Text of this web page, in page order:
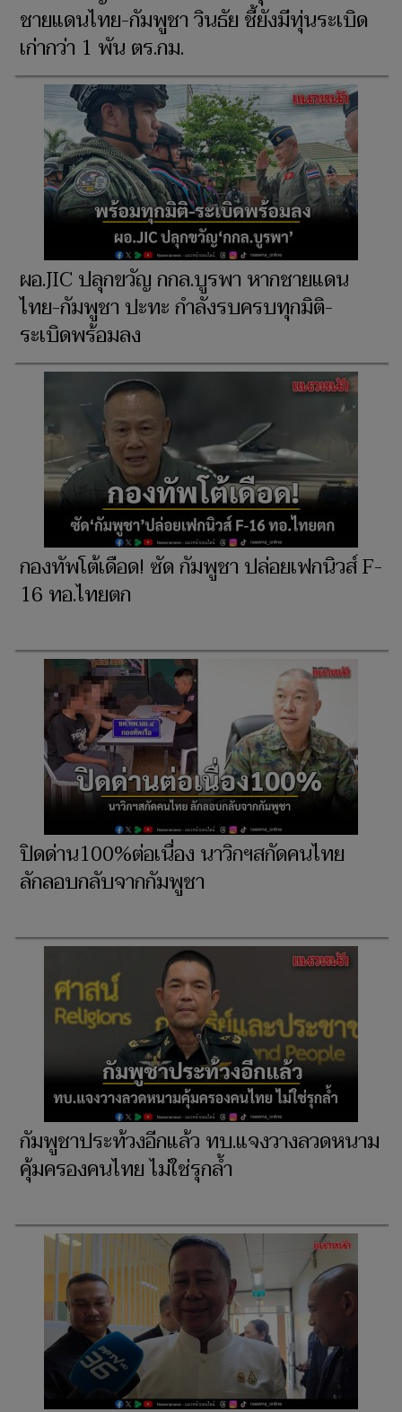
ชายแดนไทย-กัมพูชา วินธัย ชี้ยังมีทุ่นระเบิด
เก่ากว่า 1 พัน ตร.กม.
ผอ.JIC ปลุกขวัญ กกล.บูรพา หากชายแดน
ไทย-กัมพูชา ปะทะ กำลังรบครบทุกมิติ-
ระเบิดพร้อมลง
กองทัพโต้เดือด! ซัด กัมพูชา ปล่อยเฟกนิวส์ F-
16 ทอ.ไทยตก
ปิดด่าน100%ต่อเนื่อง นาวิกฯสกัดคนไทย
ลักลอบกลับจากกัมพูชา
กัมพูชาประท้วงอีกแล้ว ทบ.แจงวางลวดหนาม
คุ้มครองคนไทย ไม่ใช่รุกล้ำ